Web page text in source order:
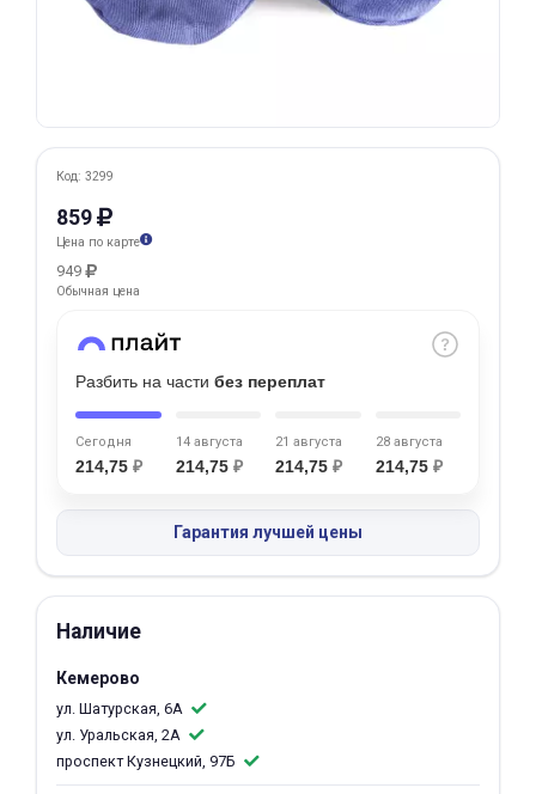
Код: 3299
859
Цена по карте
949
Обычная цена
Разбить на части без переплат
Сегодня
214,75 ₽
14 августа
214,75 ₽
21 августа
214,75 ₽
28 августа
214,75 ₽
Гарантия лучшей цены
Наличие
Кемерово
ул. Шатурская, 6А
ул. Уральская, 2А
проспект Кузнецкий, 97Б
Оплачивайте сегодня только
Получайте товар
выбранный способом
Оставшиеся
списываться
Подробнее
об оплате Плайтом
25
недели
Остались вопросы?